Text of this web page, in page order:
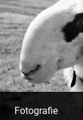
Fotografie